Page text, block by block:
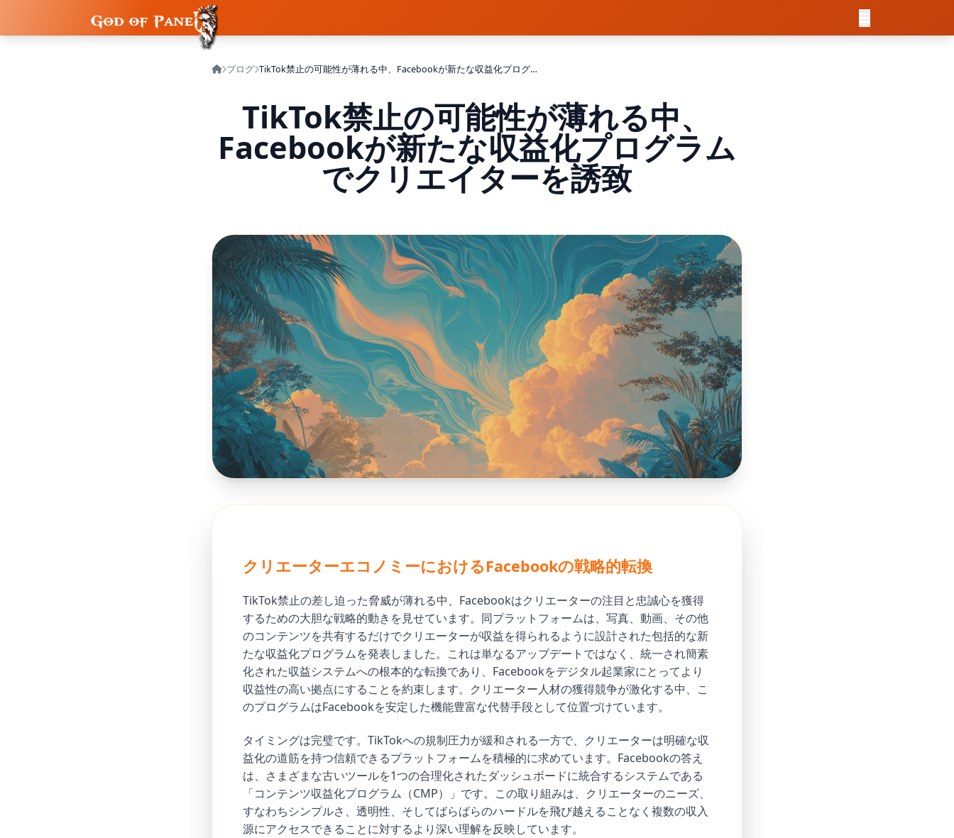
ブログ TikTok禁止の可能性が薄れる中、Facebookが新たな収益化プログラムでクリエイターを誘致
TikTok禁止の可能性が薄れる中、
Facebookが新たな収益化プログラム
でクリエイターを誘致
クリエーターエコノミーにおけるFacebookの戦略的転換
TikTok禁止の差し迫った脅威が薄れる中、Facebookはクリエーターの注目と忠誠心を獲得
するための大胆な戦略的動きを見せています。同プラットフォームは、写真、動画、その他
のコンテンツを共有するだけでクリエーターが収益を得られるように設計された包括的な新
たな収益化プログラムを発表しました。これは単なるアップデートではなく、統一され簡素
化された収益システムへの根本的な転換であり、Facebookをデジタル起業家にとってより
収益性の高い拠点にすることを約束します。クリエーター人材の獲得競争が激化する中、こ
のプログラムはFacebookを安定した機能豊富な代替手段として位置づけています。
タイミングは完璧です。TikTokへの規制圧力が緩和される一方で、クリエーターは明確な収
益化の道筋を持つ信頼できるプラットフォームを積極的に求めています。Facebookの答え
は、さまざまな古いツールを1つの合理化されたダッシュボードに統合するシステムである
「コンテンツ収益化プログラム（CMP）」です。この取り組みは、クリエーターのニーズ、
すなわちシンプルさ、透明性、そしてばらばらのハードルを飛び越えることなく複数の収入
源にアクセスできることに対するより深い理解を反映しています。